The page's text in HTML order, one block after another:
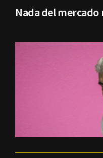
Nada del mercado